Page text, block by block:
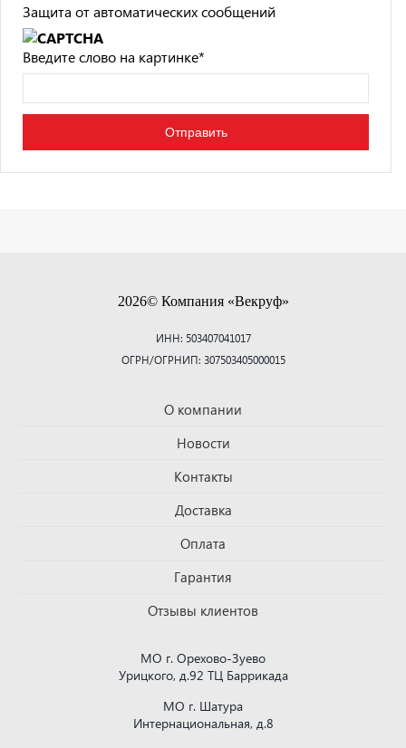
Защита от автоматических сообщений
Введите слово на картинке*
2026© Компания «Векруф»
ИНН: 503407041017
ОГРН/ОГРНИП: 307503405000015
О компании
Новости
Контакты
Доставка
Оплата
Гарантия
Отзывы клиентов
МО г. Орехово-Зуево
Урицкого, д.92 ТЦ Баррикада
МО г. Шатура
Интернациональная, д.8